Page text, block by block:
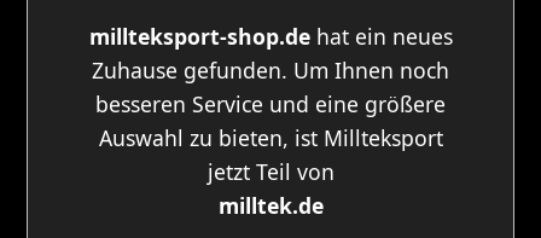
millteksport-shop.dehat ein neues
Zuhause gefunden. Um Ihnen noch
besseren Service und eine größere
Auswahl zu bieten, ist Millteksport
jetzt Teil von
milltek.de